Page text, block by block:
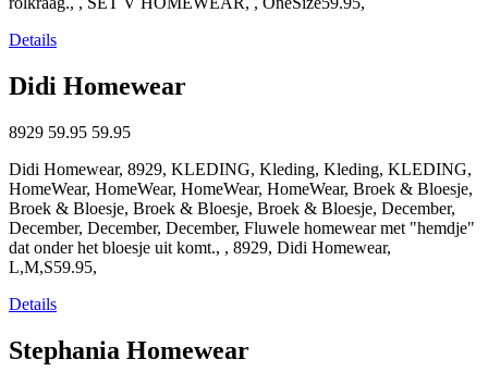
Details
Didi Homewear
8929 59.95 59.95
Didi Homewear, 8929, KLEDING, Kleding, Kleding, KLEDING,
HomeWear, HomeWear, HomeWear, HomeWear, Broek & Bloesje,
Broek & Bloesje, Broek & Bloesje, Broek & Bloesje, December,
December, December, December, Fluwele homewear met "hemdje"
dat onder het bloesje uit komt., , 8929, Didi Homewear,
L,M,S59.95,
Details
Stephania Homewear